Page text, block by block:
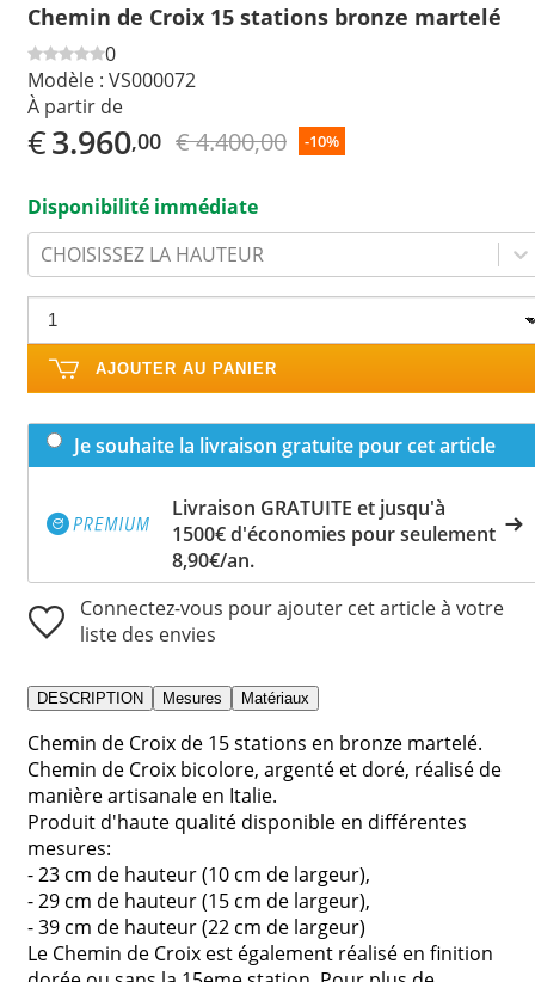
Chemin de Croix 15 stations bronze martelé
0
Modèle : VS000072
À partir de
€3.960,00 € 4.400,00 -10%
Disponibilité immédiate
CHOISISSEZ LA HAUTEUR
AJOUTER AU PANIER
Je souhaite la livraison gratuite pour cet article
Livraison GRATUITE et jusqu'à
1500€ d'économies pour seulement
8,90€/an.
Connectez-vous pour ajouter cet article à votre
liste des envies
DESCRIPTION Mesures Matériaux
Chemin de Croix de 15 stations en bronze martelé.
Chemin de Croix bicolore, argenté et doré, réalisé de
manière artisanale en Italie.
Produit d'haute qualité disponible en différentes
mesures:
- 23 cm de hauteur (10 cm de largeur),
- 29 cm de hauteur (15 cm de largeur),
- 39 cm de hauteur (22 cm de largeur)
Le Chemin de Croix est également réalisé en finition